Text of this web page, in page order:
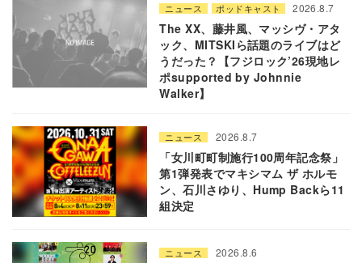
ニュース ポッドキャスト 2026.8.7
The XX、藤井風、マッシヴ・アタ
ック、MITSKIら話題のライブはど
うだった？【フジロック’26現地レ
ポsupported by Johnnie
Walker】
ニュース 2026.8.7
「女川町町制施行100周年記念祭」
第1弾発表でマキシマム ザ ホルモ
ン、石川さゆり、Hump Backら11
組決定
ニュース 2026.8.6